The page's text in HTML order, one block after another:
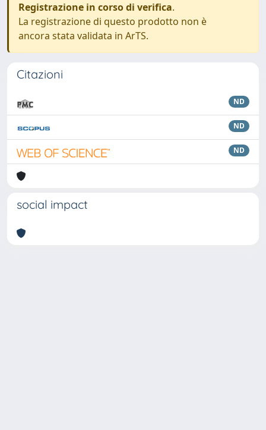
Registrazione in corso di verifica.
La registrazione di questo prodotto non è
ancora stata validata in ArTS.
Citazioni
ND
ND
ND
social impact